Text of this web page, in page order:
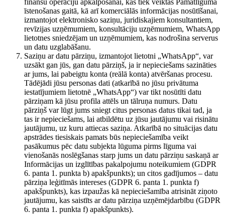
finanšu operāciju apkalpošanai, kas tiek veiktas Pamatlīguma
īstenošanas gaitā, kā arī komerciālās informācijas nosūtīšanai,
izmantojot elektronisko saziņu, juridiskajiem konsultantiem,
revīzijas uzņēmumiem, konsultāciju uzņēmumiem, WhatsApp
lietotnes sniedzējam un uzņēmumiem, kas nodrošina serverus
un datu uzglabāšanu.
Saziņu ar datu pārziņu, izmantojot lietotni „WhatsApp“, var
uzsākt gan jūs, gan datu pārziņš, ja ir nepieciešams sazināties
ar jums, lai pabeigtu konta (reālā konta) atvēršanas procesu.
Tādējādi jūsu personas dati (atkarībā no jūsu privātuma
iestatījumiem lietotnē „WhatsApp“) var tikt nosūtīti datu
pārziņam kā jūsu profila attēls un tālruņa numurs. Datu
pārziņš var lūgt jums sniegt citus personas datus tikai tad, ja
tas ir nepieciešams, lai atbildētu uz jūsu jautājumu vai risinātu
jautājumu, uz kuru attiecas saziņa. Atkarībā no situācijas datu
apstrādes tiesiskais pamats būs nepieciešamība veikt
pasākumus pēc datu subjekta lūguma pirms līguma vai
vienošanās noslēgšanas starp jums un datu pārziņu saskaņā ar
Informācijas un izglītības pakalpojumu noteikumiem (GDPR
6. panta 1. punkta b) apakšpunkts); un citos gadījumos – datu
pārziņa leģitīmās intereses (GDPR 6. panta 1. punkta f)
apakšpunkts), kas izpaužas kā nepieciešamība atrisināt ziņoto
jautājumu, kas saistīts ar datu pārziņa uzņēmējdarbību (GDPR
6. panta 1. punkta f) apakšpunkts).